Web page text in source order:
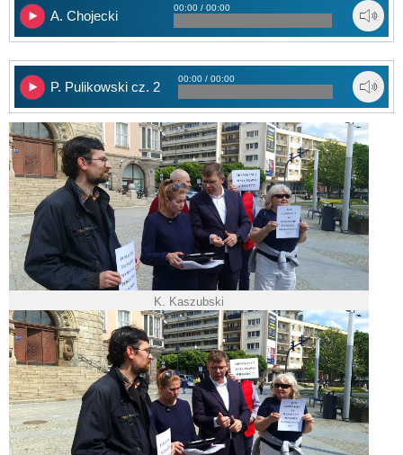
A. Chojecki
00:00 / 00:00
P. Pulikowski cz. 2
00:00 / 00:00
K. Kaszubski